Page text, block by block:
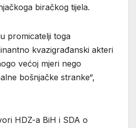
biračkog tijela.
promicatelji toga
kvazigrađanski akteri
većoj mjeri nego
bošnjačke stranke“,
HDZ-a BiH i SDA o